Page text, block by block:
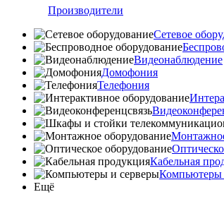
Производители
Сетевое
Видеонаблюдение
Домофония
Телефония
Кабельная
Компьютеры
Ещё